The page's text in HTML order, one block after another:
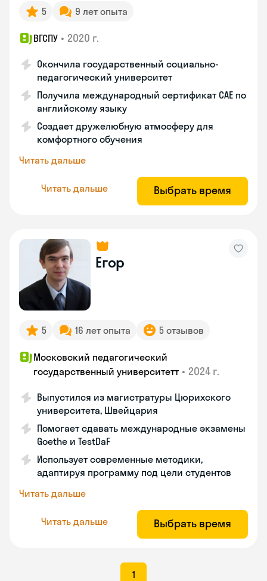
5 9 лет опыта
ВГСПУ • 2020 г.
Окончила государственный социально-
педагогический университет
Получила международный сертификат САЕ по
английскому языку
Создает дружелюбную атмосферу для
комфортного обучения
Читать дальше
Читать дальше Выбрать время
Егор
5 16 лет опыта 5 отзывов
Московский педагогический
государственный университетт • 2024 г.
Выпустился из магистратуры Цюрихского
университета, Швейцария
Помогает сдавать международные экзамены
Goethe и TestDaF
Использует современные методики,
адаптируя программу под цели студентов
Читать дальше
Читать дальше Выбрать время
1